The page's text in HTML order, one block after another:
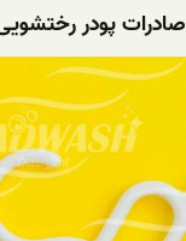
صادرات پودر